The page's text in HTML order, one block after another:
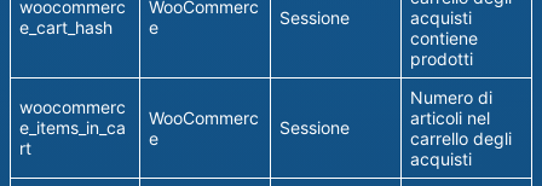
woocommerc
e_cart_hash
WooCommerc
e
Sessione
acquisti
contiene
prodotti
woocommerc
e_items_in_ca
rt
WooCommerc
e
Sessione
Numero di
articoli nel
carrello degli
acquisti